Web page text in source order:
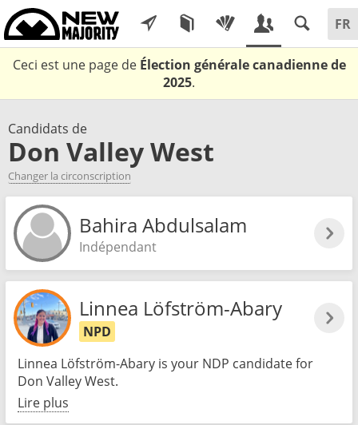
Ceci est une page de Élection générale canadienne de
2025.
Candidats de
Don Valley West
Changer la circonscription
Bahira Abdulsalam
Indépendant
Linnea Löfström-Abary
NPD
Linnea Löfström-Abary is your NDP candidate for
Don Valley West.
Lire plus